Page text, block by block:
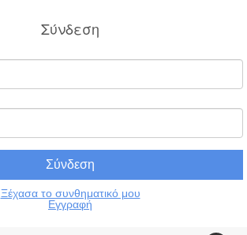
Σύνδεση
Ξέχασα το συνθηματικό μου
Εγγραφή